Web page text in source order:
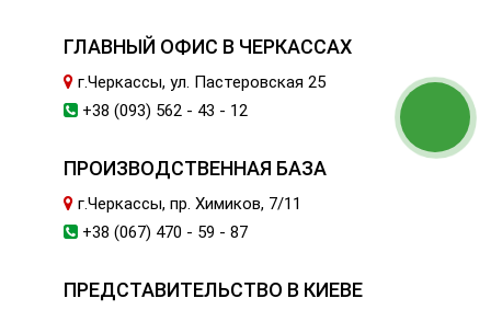
ГЛАВНЫЙ ОФИС В ЧЕРКАССАХ
г.Черкассы, ул. Пастеровская 25
+38 (093) 562 - 43 - 12
ПРОИЗВОДСТВЕННАЯ БАЗА
г.Черкассы, пр. Химиков, 7/11
+38 (067) 470 - 59 - 87
ПРЕДСТАВИТЕЛЬСТВО В КИЕВЕ